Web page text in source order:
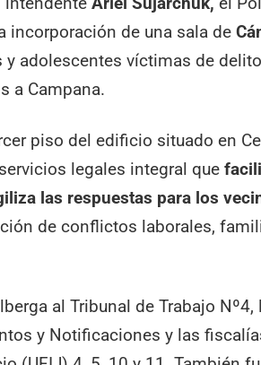
incorporación de una sala de
adolescentes víctimas de
a Campana.
piso del edificio situado en
legales integral que
las respuestas para los
de conflictos laborales,
al Tribunal de Trabajo
y Notificaciones y las